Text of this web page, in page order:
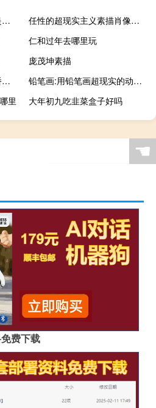
看看列宾美术学院的学生是如何学会画肖像的。
任性的超现实主义素描肖像奥尔加·梅拉莫里·拉里奥诺娃
仁和过年去哪里玩
庞茂坤素描
杭州理想工作室国班王仙桥素描
铅笔画:用铅笔画超现实的动物素描
里
大年初九吃韭菜盒子好吗
☚
费下载